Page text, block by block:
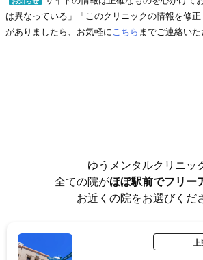
は異なっている」「このクリニックの情報を修
がありましたら、お気軽に こちら までご連絡いた
ゆうメンタルクリニッ
全ての院がほぼ駅前でフリー
お近くの院をお選びくだ